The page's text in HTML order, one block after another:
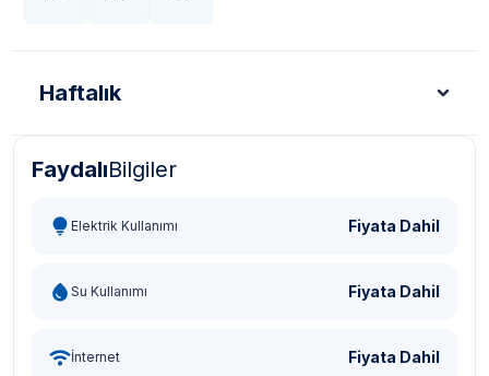
Haftalık
Türk Lirası - TL
FaydalıBilgiler
Elektrik Kullanımı Fiyata Dahil
Su Kullanımı Fiyata Dahil
İnternet Fiyata Dahil